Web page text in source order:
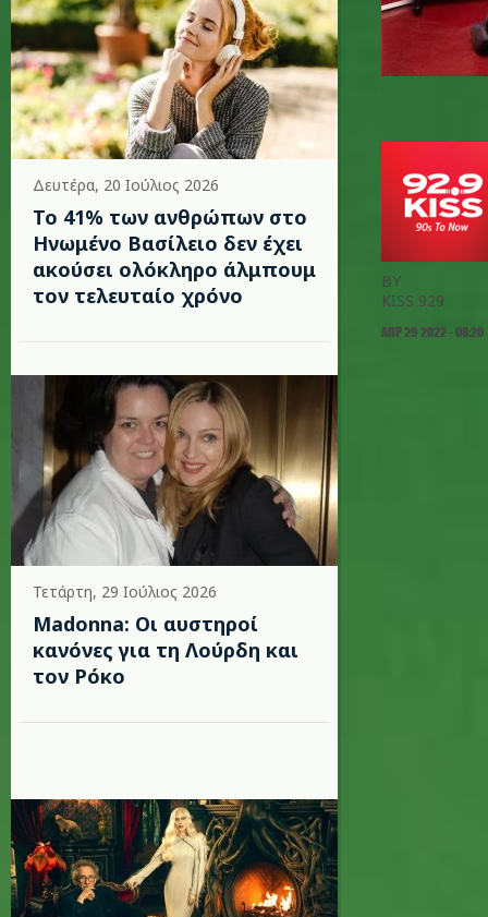
Δευτέρα, 20 Ιούλιος 2026
Το 41% των ανθρώπων στο
Ηνωμένο Βασίλειο δεν έχει
ακούσει ολόκληρο άλμπουμ
τον τελευταίο χρόνο
Τετάρτη, 29 Ιούλιος 2026
Madonna: Οι αυστηροί
κανόνες για τη Λούρδη και
τον Ρόκο
BY
KISS 929
ΑΠΡ 29 2022 - 08:20